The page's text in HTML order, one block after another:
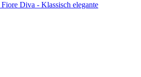
Fiore Diva - Klassisch elegante